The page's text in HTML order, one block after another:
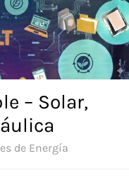
– Solar,
de Energía